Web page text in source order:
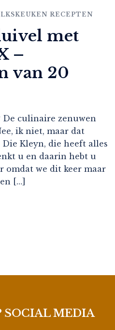
RECEPTEN
met
–
van 20
De culinaire zenuwen
ik niet, maar dat
Kleyn, die heeft alles
u en daarin hebt u
omdat we dit keer maar
[…]
SOCIAL MEDIA